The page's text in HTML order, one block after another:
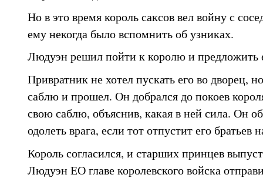
Но в это время король саксов вел войну с
ему некогда было вспомнить об узниках.
Людуэн решил пойти к королю и предложить
Привратник не хотел пускать его во дворец,
саблю и прошел. Он добрался до покоев
свою саблю, объяснив, какая в ней сила. Он
одолеть врага, если тот отпустит его братьев
Король согласился, и старших принцев
Людуэн ЕО главе королевского войска